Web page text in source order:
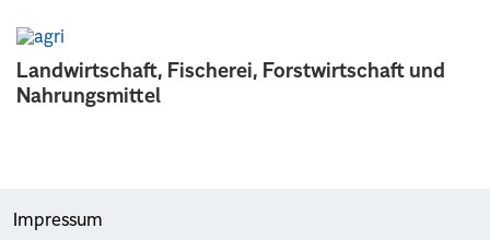
Landwirtschaft, Fischerei, Forstwirtschaft und
Nahrungsmittel
Impressum